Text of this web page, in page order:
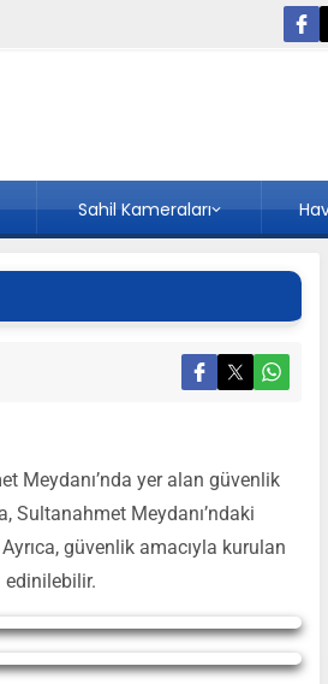
Sahil Kameraları
Meydanı’nda yer alan güvenlik
Sultanahmet Meydanı’ndaki
güvenlik amacıyla kurulan
edinilebilir.